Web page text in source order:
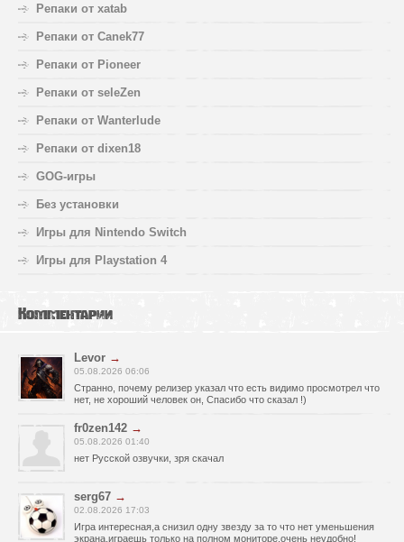
Репаки от xatab
Репаки от Canek77
Репаки от Pioneer
Репаки от seleZen
Репаки от Wanterlude
Репаки от dixen18
GOG-игры
Без установки
Игры для Nintendo Switch
Игры для Playstation 4
Комментарии
Levor →
05.08.2026 06:06
Странно, почему релизер указал что есть видимо просмотрел что
нет, не хороший человек он, Спасибо что сказал !)
fr0zen142 →
05.08.2026 01:40
нет Русской озвучки, зря скачал
serg67 →
02.08.2026 17:03
Игра интересная,а снизил одну звезду за то что нет уменьшения
экрана,играешь только на полном мониторе,очень неудобно!